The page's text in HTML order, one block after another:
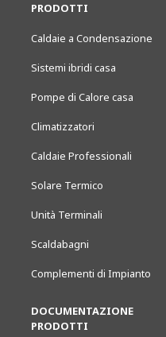
PRODOTTI
Caldaie a Condensazione
Sistemi ibridi casa
Pompe di Calore casa
Climatizzatori
Caldaie Professionali
Solare Termico
Unità Terminali
Scaldabagni
Complementi di Impianto
DOCUMENTAZIONE
PRODOTTI